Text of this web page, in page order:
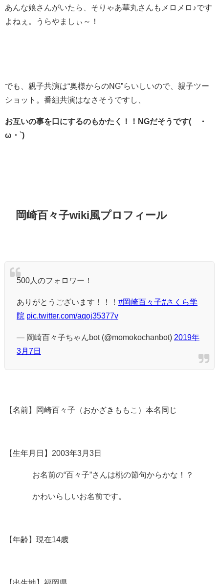
あんな娘さんがいたら、そりゃあ華丸さんもメロメロ♪です
よねぇ。うらやましぃ～！
でも、親子共演は“奥様からのNG”らいしいので、親子ツー
ショット。番組共演はなさそうですし、
お互いの事を口にするのもかたく！！NGだそうです(´・
ω・`)
岡崎百々子wiki風プロフィール
500人のフォロワー！
ありがとうございます！！！ #岡崎百々子#さくら学
院 pic.twitter.com/aqoj35377v
— 岡崎百々子ちゃんbot (@momokochanbot) 2019年
3月7日
【名前】岡崎百々子（おかざきももこ）本名同じ
【生年月日】2003年3月3日
お名前の“百々子”さんは桃の節句からかな！？
かわいらしいお名前です。
【年齢】現在14歳
【出生地】福岡県